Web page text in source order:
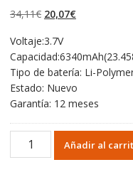
34,11€ El
original
era:
34,11€.
20,07€El
es:
20,07€.
Voltaje:3.7V
Tipo de batería: Li-
Estado: Nuevo
Garantía: 12 meses
Batería
original
Añadir al